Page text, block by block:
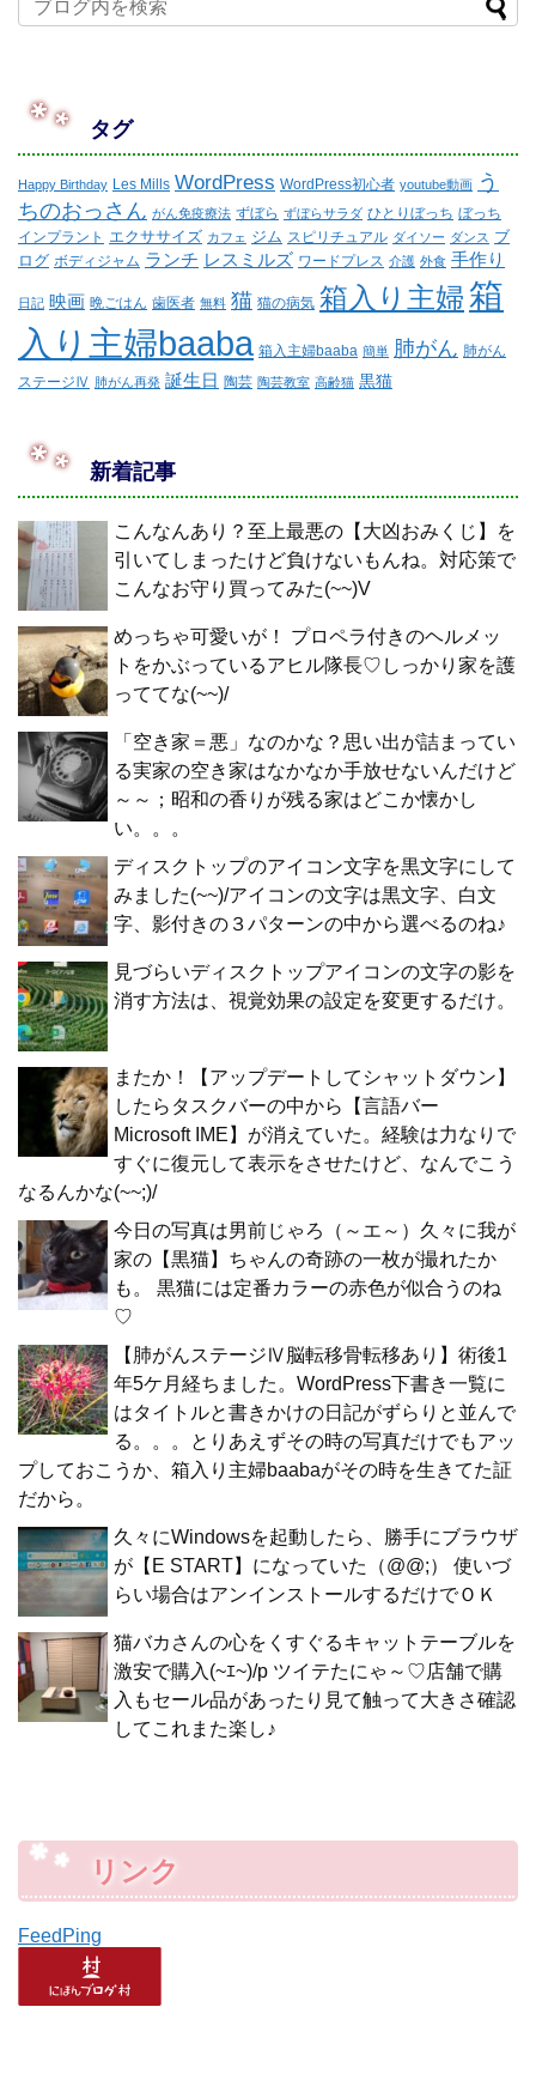
タグ
Happy Birthday Les Mills WordPress WordPress初心者 youtube動画 う
ちのおっさん がん免疫療法 ずぼら ずぼらサラダ ひとりぼっち ぼっち
インプラント エクササイズ カフェ ジム スピリチュアル ダイソー ダンス ブ
ログ ボディジャム ランチ レスミルズ ワードプレス 介護 外食 手作り
日記 映画 晩ごはん 歯医者 無料 猫 猫の病気 箱入り主婦箱
入り主婦baaba 箱入主婦baaba 簡単 肺がん 肺がん
ステージⅣ 肺がん再発 誕生日 陶芸 陶芸教室 高齢猫 黒猫
新着記事
こんなんあり？至上最悪の【大凶おみくじ】を
引いてしまったけど負けないもんね。対応策で
こんなお守り買ってみた(~~)V
めっちゃ可愛いが！ プロペラ付きのヘルメッ
トをかぶっているアヒル隊長♡しっかり家を護
っててな(~~)/
「空き家＝悪」なのかな？思い出が詰まってい
る実家の空き家はなかなか手放せないんだけど
～～；昭和の香りが残る家はどこか懐かし
い。。。
ディスクトップのアイコン文字を黒文字にして
みました(~~)/アイコンの文字は黒文字、白文
字、影付きの３パターンの中から選べるのね♪
見づらいディスクトップアイコンの文字の影を
消す方法は、視覚効果の設定を変更するだけ。
またか！【アップデートしてシャットダウン】
したらタスクバーの中から【言語バー
Microsoft IME】が消えていた。経験は力なりで
すぐに復元して表示をさせたけど、なんでこう
なるんかな(~~;)/
今日の写真は男前じゃろ（～エ～）久々に我が
家の【黒猫】ちゃんの奇跡の一枚が撮れたか
も。 黒猫には定番カラーの赤色が似合うのね
♡
【肺がんステージⅣ脳転移骨転移あり】術後1
年5ケ月経ちました。WordPress下書き一覧に
はタイトルと書きかけの日記がずらりと並んで
る。。。とりあえずその時の写真だけでもアッ
プしておこうか、箱入り主婦baabaがその時を生きてた証
だから。
久々にWindowsを起動したら、勝手にブラウザ
が【E START】になっていた（@@;） 使いづ
らい場合はアンインストールするだけでＯＫ
猫バカさんの心をくすぐるキャットテーブルを
激安で購入(~ｴ~)/p ツイテたにゃ～♡店舗で購
入もセール品があったり見て触って大きさ確認
してこれまた楽し♪
リンク
FeedPing